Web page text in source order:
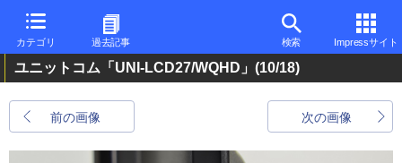
カテゴリ 過去記事 検索 Impressサイト
ユニットコム「UNI-LCD27/WQHD」 (10/18)
前の画像 次の画像